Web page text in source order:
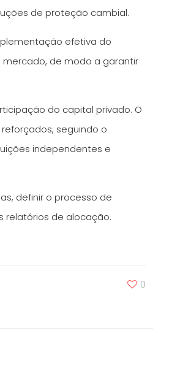
de proteção cambial.
efetiva do
mercado, de modo a garantir
do capital privado. O
seguindo o
independentes e
definir o processo de
relatórios de alocação.
0